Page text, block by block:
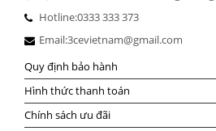
Hotline:0333 333 373
Email:3cevietnam@gmail.com
Quy định bảo hành
Hình thức thanh toán
Chính sách ưu đãi